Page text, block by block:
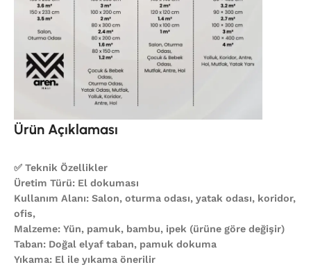
Ürün Açıklaması
✅ Teknik Özellikler
Üretim Türü: El dokuması
Kullanım Alanı: Salon, oturma odası, yatak odası, koridor,
ofis,
Malzeme: Yün, pamuk, bambu, ipek (ürüne göre değişir)
Taban: Doğal elyaf taban, pamuk dokuma
Yıkama: El ile yıkama önerilir